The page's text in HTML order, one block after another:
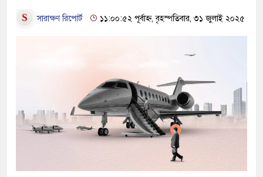
সারাক্ষণ রিপোর্ট ১১:০০:৫২ পূর্বাহ্ন, বৃহস্পতিবার, ৩১ জুলাই ২০২৫